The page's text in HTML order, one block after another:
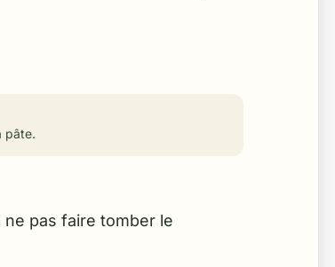
pâte.
ne pas faire tomber le